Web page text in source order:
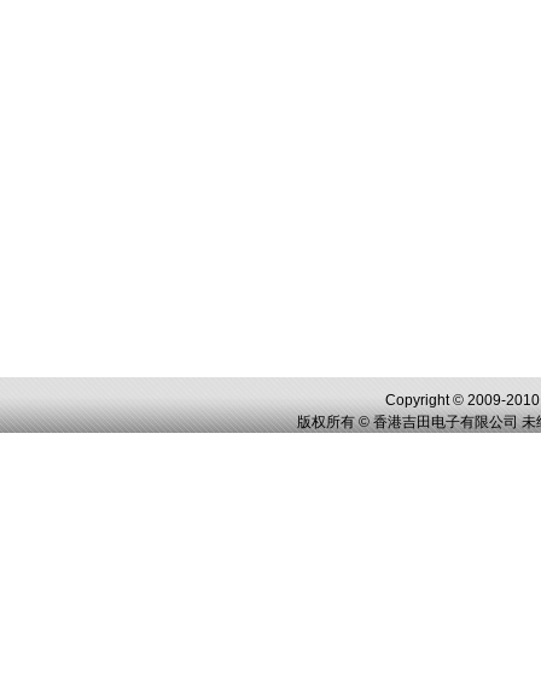
Copyright © 2009-
版权所有 © 香港吉田电子有限公司